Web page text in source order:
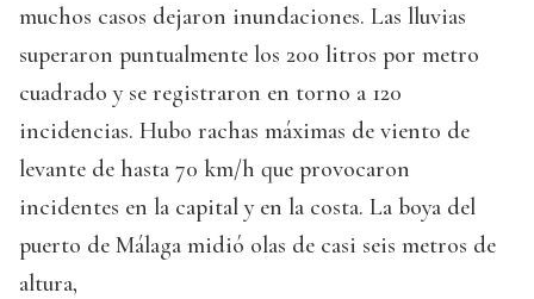
muchos casos dejaron inundaciones. Las lluvias
superaron puntualmente los 200 litros por metro
cuadrado y se registraron en torno a 120
incidencias. Hubo rachas máximas de viento de
levante de hasta 70 km/h que provocaron
incidentes en la capital y en la costa. La boya del
puerto de Málaga midió olas de casi seis metros de
altura,